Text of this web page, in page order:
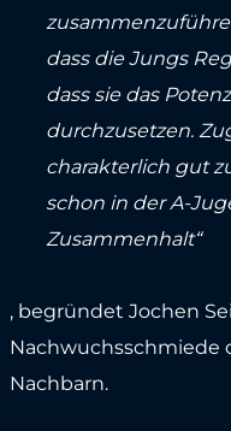
dass die Jungs
dass sie das
durchzusetzen.
charakterlich gut
schon in der A-
Zusammenhalt“
, begründet Jochen
Nachwuchsschmiede
Nachbarn.